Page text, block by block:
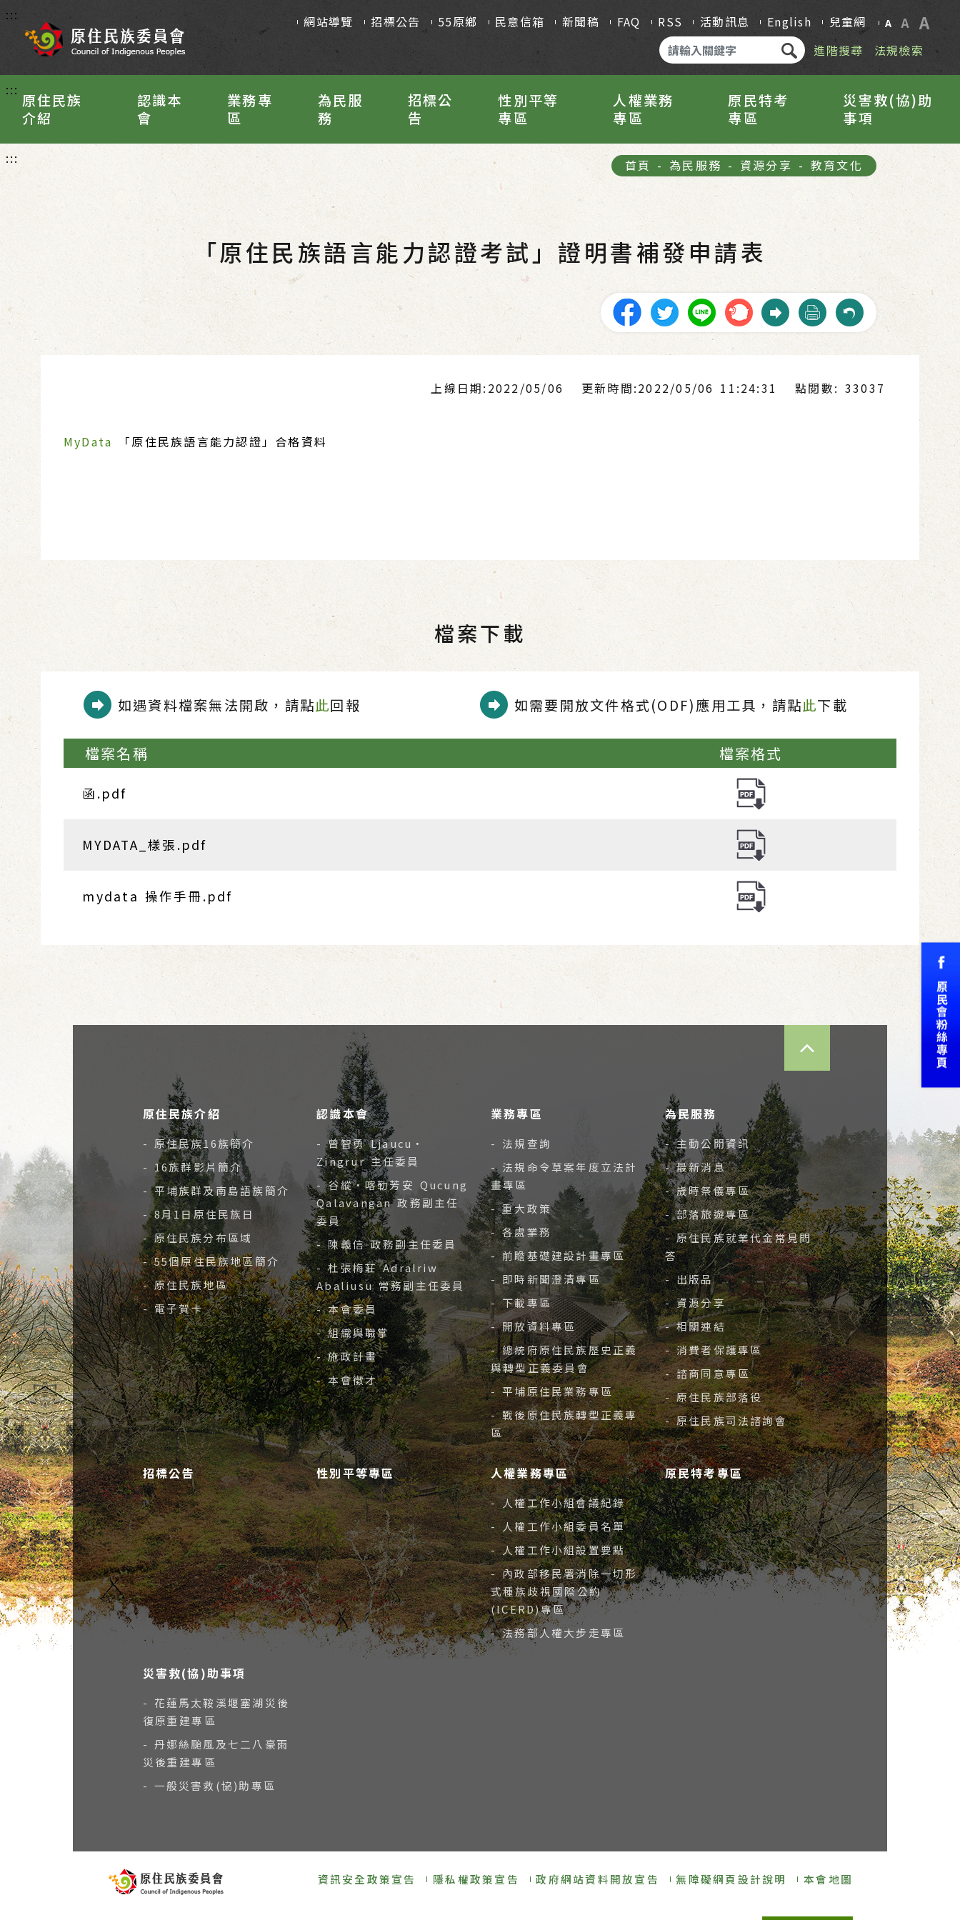
::: 網站導覽 招標公告 55原鄉 民意信箱 新聞稿 FAQ RSS 活動訊息 English 兒童網 A A A
進階搜尋 法規檢索
:::
原住民族
介紹
認識本
會
業務專
區
為民服
務
招標公
告
性別平等
專區
人權業務
專區
原民特考
專區
災害救(協)助
事項
::: 首頁 - 為民服務 - 資源分享 - 教育文化
「原住民族語言能力認證考試」證明書補發申請表
上線日期:2022/05/06 更新時間:2022/05/06 11:24:31 點閱數: 33037
MyData 「原住民族語言能力認證」合格資料
檔案下載
如遇資料檔案無法開啟，請點此回報 如需要開放文件格式(ODF)應用工具，請點此下載
檔案名稱 檔案格式
函.pdf
MYDATA_樣張.pdf
mydata 操作手冊.pdf
原住民族介紹
- 原住民族16族簡介
- 16族群影片簡介
- 平埔族群及南島語族簡介
- 8月1日原住民族日
- 原住民族分布區域
- 55個原住民族地區簡介
- 原住民族地區
- 電子賀卡
認識本會
- 曾智勇 Ljaucu‧
Zingrur 主任委員
- 谷縱‧喀勒芳安 Qucung
Qalavangan 政務副主任
委員
- 陳義信 政務副主任委員
- 杜張梅莊 Adralriw
Abaliusu 常務副主任委員
- 本會委員
- 組織與職掌
- 施政計畫
- 本會徵才
業務專區
- 法規查詢
- 法規命令草案年度立法計
畫專區
- 重大政策
- 各處業務
- 前瞻基礎建設計畫專區
- 即時新聞澄清專區
- 下載專區
- 開放資料專區
- 總統府原住民族歷史正義
與轉型正義委員會
- 平埔原住民業務專區
- 戰後原住民族轉型正義專
區
為民服務
- 主動公開資訊
- 最新消息
- 歲時祭儀專區
- 部落旅遊專區
- 原住民族就業代金常見問
答
- 出版品
- 資源分享
- 相關連結
- 消費者保護專區
- 諮商同意專區
- 原住民族部落役
- 原住民族司法諮詢會
招標公告 性別平等專區 人權業務專區
- 人權工作小組會議紀錄
- 人權工作小組委員名單
- 人權工作小組設置要點
- 內政部移民署消除一切形
式種族歧視國際公約
(ICERD)專區
- 法務部人權大步走專區
原民特考專區
災害救(協)助事項
- 花蓮馬太鞍溪堰塞湖災後
復原重建專區
- 丹娜絲颱風及七二八豪雨
災後重建專區
- 一般災害救(協)助專區
資訊安全政策宣告 隱私權政策宣告 政府網站資料開放宣告 無障礙網頁設計說明 本會地圖